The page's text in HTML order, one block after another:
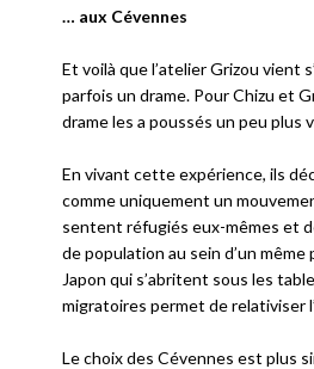
… aux Cévennes
Et voilà que l’atelier Grizou vient
parfois un drame. Pour Chizu et
drame les a poussés un peu plus
En vivant cette expérience, ils
comme uniquement un
sentent réfugiés eux-mêmes et
de population au sein d’un
Japon qui s’abritent sous les
migratoires permet de relativiser
Le choix des Cévennes est plus